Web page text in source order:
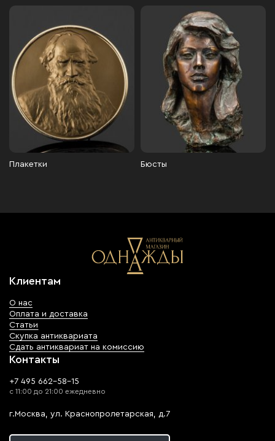
Плакетки Бюсты
Клиентам
О нас
Оплата и доставка
Статьи
Скупка антиквариата
Сдать антиквариат на комиссию
Контакты
+7 495 662-58-15
с 11:00 до 21:00 ежедневно
г.Москва, ул. Краснопролетарская, д.7